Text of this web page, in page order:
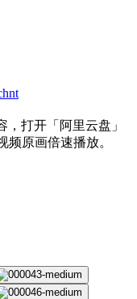
打开「阿里云盘」
频原画倍速播放。